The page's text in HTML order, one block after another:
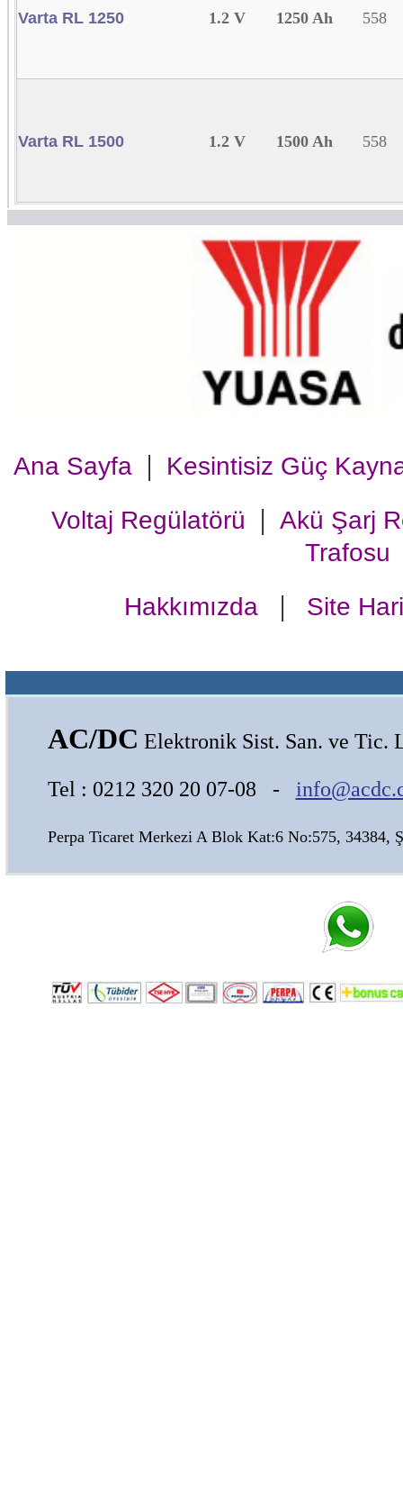
Varta RL 1250 1.2 V 1250 Ah 558
Varta RL 1500 1.2 V 1500 Ah 558
Ana Sayfa|
Kesintisiz Güç
Voltaj Regülatörü
| Akü Şarj
Trafosu
Hakkımızda| Site
AC/DC Elektronik Sist. San. ve Tic.
Tel : 0212 320 20 07-08 -
Perpa Ticaret Merkezi A Blok Kat:6 No:575, 34384,